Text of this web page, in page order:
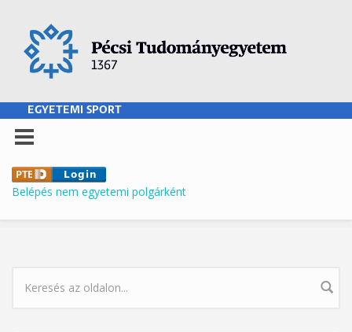
EGYETEMI SPORT
Belépés nem egyetemi polgárként
KERESÉS ŰRLAP